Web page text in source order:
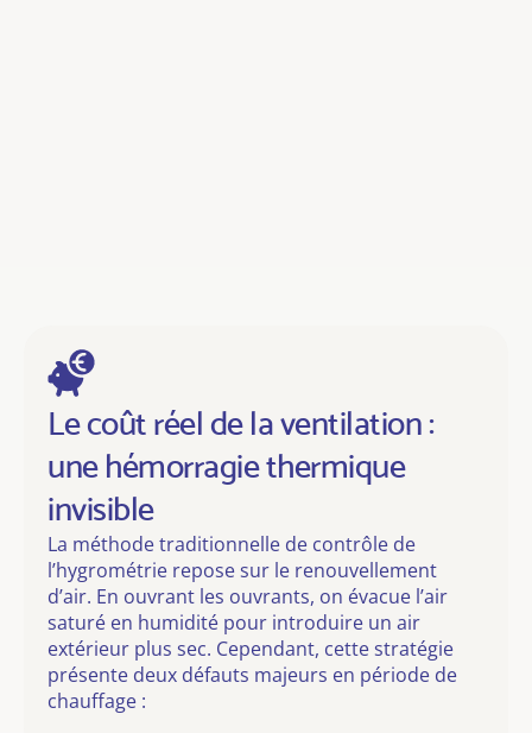
Le coût réel de la ventilation :
une hémorragie thermique
invisible
La méthode traditionnelle de contrôle de
l’hygrométrie repose sur le renouvellement
d’air. En ouvrant les ouvrants, on évacue l’air
saturé en humidité pour introduire un air
extérieur plus sec. Cependant, cette stratégie
présente deux défauts majeurs en période de
chauffage :